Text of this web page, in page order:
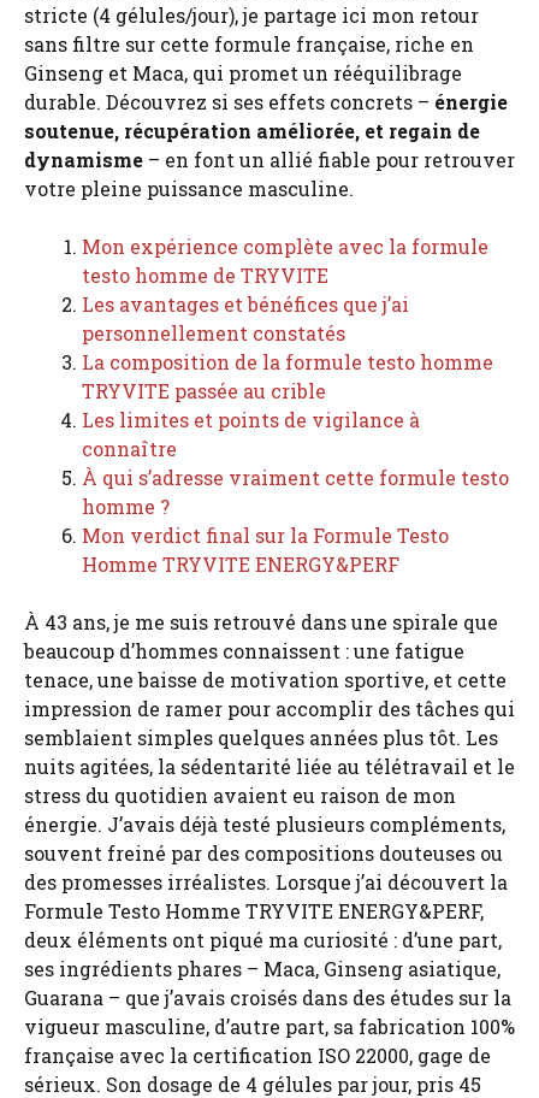
stricte (4 gélules/jour), je partage ici mon retour
sans filtre sur cette formule française, riche en
Ginseng et Maca, qui promet un rééquilibrage
durable. Découvrez si ses effets concrets – énergie
soutenue, récupération améliorée, et regain de
dynamisme – en font un allié fiable pour retrouver
votre pleine puissance masculine.
Mon expérience complète avec la formule
testo homme de TRYVITE
Les avantages et bénéfices que j’ai
personnellement constatés
La composition de la formule testo homme
TRYVITE passée au crible
Les limites et points de vigilance à
connaître
À qui s’adresse vraiment cette formule testo
homme ?
Mon verdict final sur la Formule Testo
Homme TRYVITE ENERGY&PERF
À 43 ans, je me suis retrouvé dans une spirale que
beaucoup d’hommes connaissent : une fatigue
tenace, une baisse de motivation sportive, et cette
impression de ramer pour accomplir des tâches qui
semblaient simples quelques années plus tôt. Les
nuits agitées, la sédentarité liée au télétravail et le
stress du quotidien avaient eu raison de mon
énergie. J’avais déjà testé plusieurs compléments,
souvent freiné par des compositions douteuses ou
des promesses irréalistes. Lorsque j’ai découvert la
Formule Testo Homme TRYVITE ENERGY&PERF,
deux éléments ont piqué ma curiosité : d’une part,
ses ingrédients phares – Maca, Ginseng asiatique,
Guarana – que j’avais croisés dans des études sur la
vigueur masculine, d’autre part, sa fabrication 100%
française avec la certification ISO 22000, gage de
sérieux. Son dosage de 4 gélules par jour, pris 45